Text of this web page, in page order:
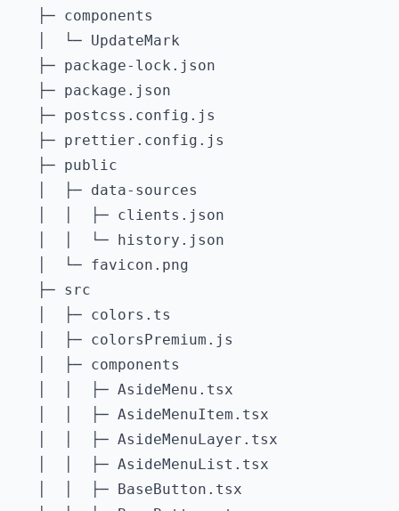
   ├─ components
   │  └─ UpdateMark
   ├─ package-lock.json
   ├─ package.json
   ├─ postcss.config.js
   ├─ prettier.config.js
   ├─ public
   │  ├─ data-sources
   │  │  ├─ clients.json
   │  │  └─ history.json
   │  └─ favicon.png
   ├─ src
   │  ├─ colors.ts
   │  ├─ colorsPremium.js
   │  ├─ components
   │  │  ├─ AsideMenu.tsx
   │  │  ├─ AsideMenuItem.tsx
   │  │  ├─ AsideMenuLayer.tsx
   │  │  ├─ AsideMenuList.tsx
   │  │  ├─ BaseButton.tsx